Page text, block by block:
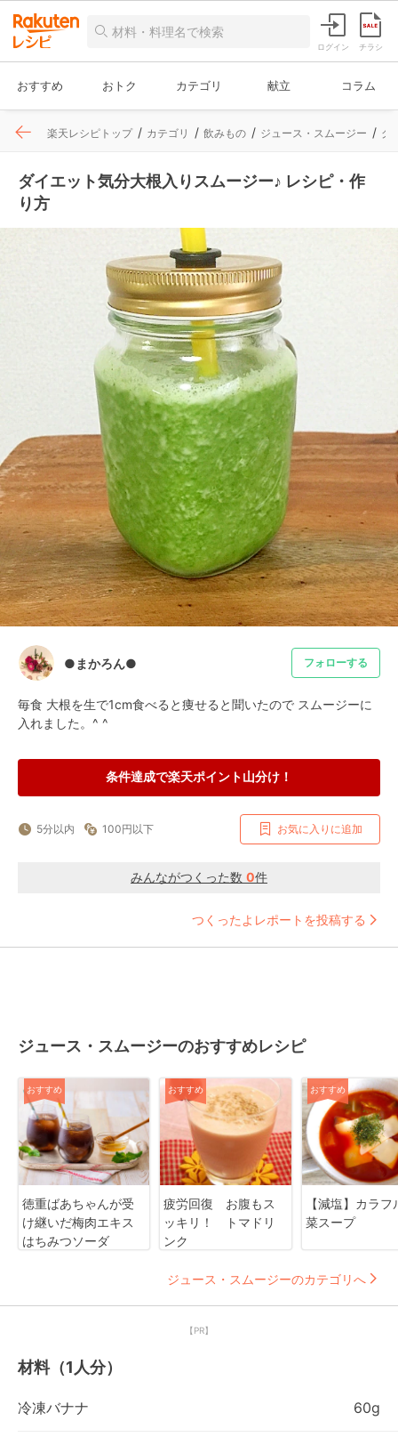
ログイン チラシ
おすすめ おトク カテゴリ 献立 コラム
楽天レシピトップ カテゴリ 飲みもの ジュース・スムージー グ
ダイエット気分大根入りスムージー♪ レシピ・作
り方
●まかろん● フォローする
毎食 大根を生で1cm食べると痩せると聞いたので スムージーに
入れました。^ ^
条件達成で楽天ポイント山分け！
5分以内 100円以下 お気に入りに追加
みんながつくった数 0件
つくったよレポートを投稿する
ジュース・スムージーのおすすめレシピ
おすすめ
徳重ばあちゃんが受
け継いだ梅肉エキス
はちみつソーダ
おすすめ
疲労回復 お腹もス
ッキリ！ トマドリ
ンク
おすすめ
【減塩】カラフ
菜スープ
ジュース・スムージーのカテゴリへ
【PR】
材料（1人分）
冷凍バナナ 60g